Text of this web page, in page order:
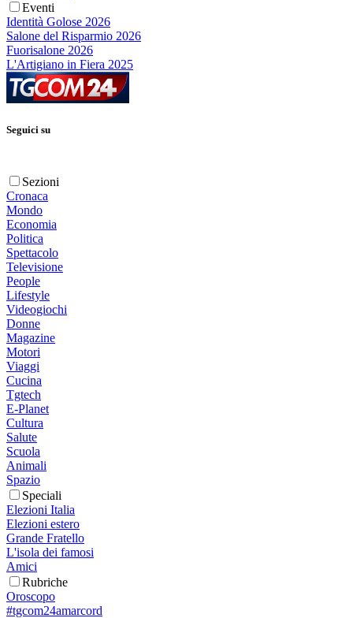
Eventi
Identità Golose 2026
Salone del Risparmio 2026
Fuorisalone 2026
L'Artigiano in Fiera 2025
Seguici su
Sezioni
Cronaca
Mondo
Economia
Politica
Spettacolo
Televisione
People
Lifestyle
Videogiochi
Donne
Magazine
Motori
Viaggi
Cucina
Tgtech
E-Planet
Cultura
Salute
Scuola
Animali
Spazio
Speciali
Elezioni Italia
Elezioni estero
Grande Fratello
L'isola dei famosi
Amici
Rubriche
Oroscopo
#tgcom24amarcord